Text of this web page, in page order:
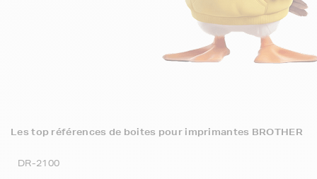
Les top références de boites pour imprimantes BROTHER
DR-2100